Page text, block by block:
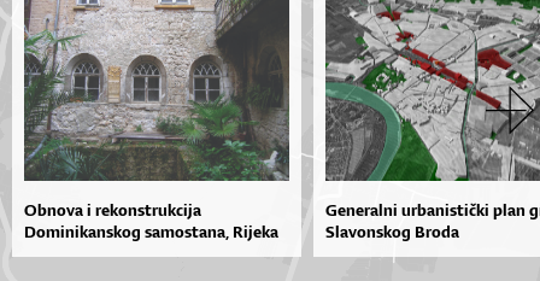
Obnova i rekonstrukcija
Dominikanskog samostana, Rijeka
Generalni urbanistički plan
Slavonskog Broda